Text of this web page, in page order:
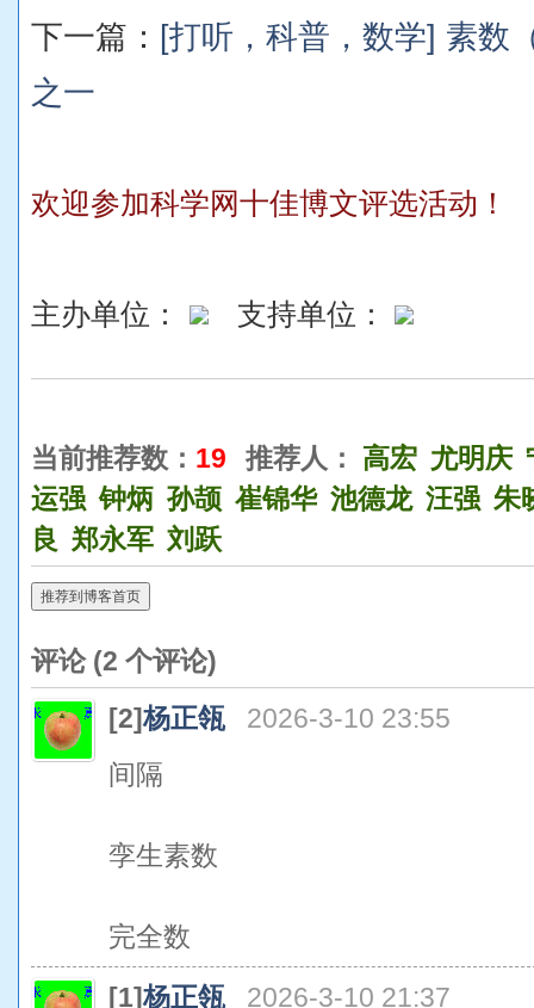
下一篇： [打听，科普，数学] 素数
之一
欢迎参加科学网十佳博文评选活动！
主办单位： 支持单位：
当前推荐数： 19 推荐人： 高宏 尤明庆
运强 钟炳 孙颉 崔锦华 池德龙 汪强 朱
良 郑永军 刘跃
推荐到博客首页
评论 (2 个评论)
[2]杨正瓴
2026-3-10 23:55
间隔
孪生素数
完全数
[1]杨正瓴 2026-3-10 21:37